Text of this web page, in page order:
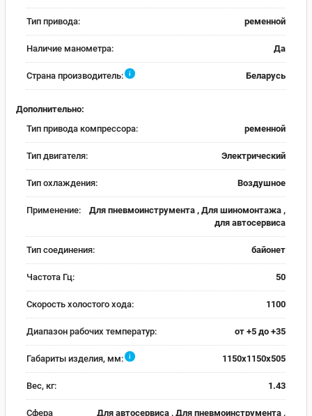
Тип привода: ременной
Наличие манометра: Да
Страна производитель: i Беларусь
Дополнительно:
Тип привода компрессора:
ременной
Тип двигателя: Электрический
Тип охлаждения: Воздушное
Применение:
Для пневмоинструмента , Для шиномонтажа ,
для автосервиса
Тип соединения: байонет
Частота Гц: 50
Скорость холостого хода: 1100
Диапазон рабочих температур: от +5 до +35
Габариты изделия, мм: i 1150x1150x505
Вес, кг: 1.43
Сфера
Для автосервиса , Для пневмоинструмента ,